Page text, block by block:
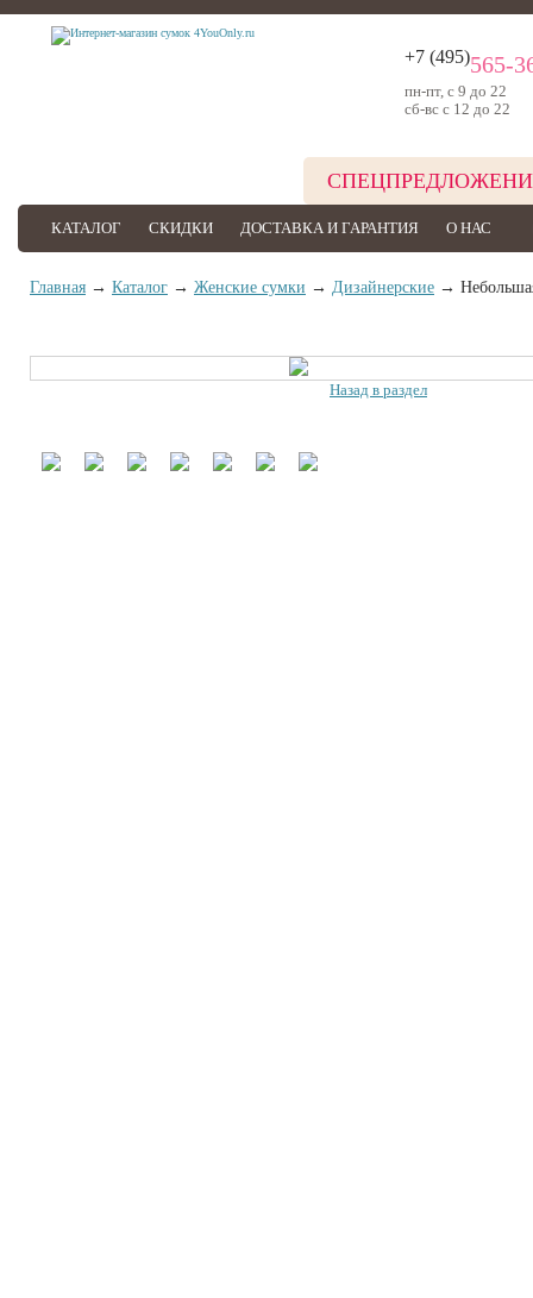
+7 (495)565-
пн-пт, с 9 до 22
сб-вс с 12 до 22
КАТАЛОГ СКИДКИ ДОСТАВКА И ГАРАНТИЯ О НАС
Главная → Каталог → Женские сумки → Дизайнерские →
Назад в раздел